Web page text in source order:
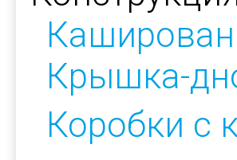
Крышка-
Коробки с